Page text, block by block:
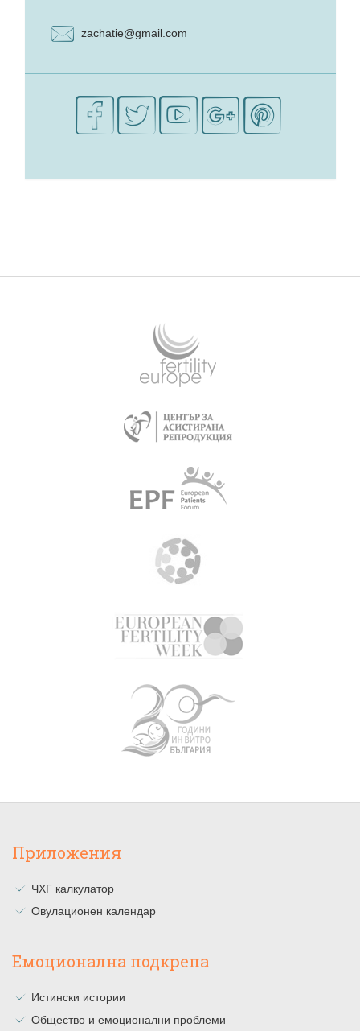
zachatie@gmail.com
Приложения
ЧХГ калкулатор
Овулационен календар
Емоционална подкрепа
Истински истории
Общество и емоционални проблеми